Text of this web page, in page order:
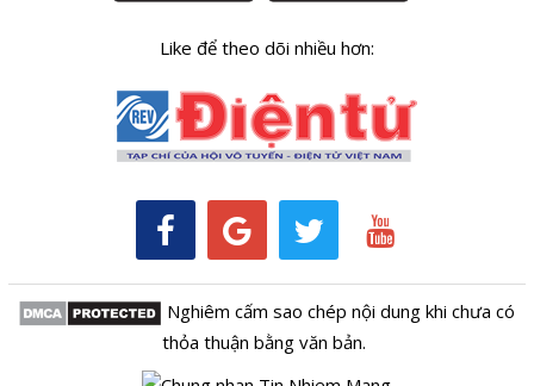
Like để theo dõi nhiều hơn:
Nghiêm cấm sao chép nội dung khi chưa có
thỏa thuận bằng văn bản.